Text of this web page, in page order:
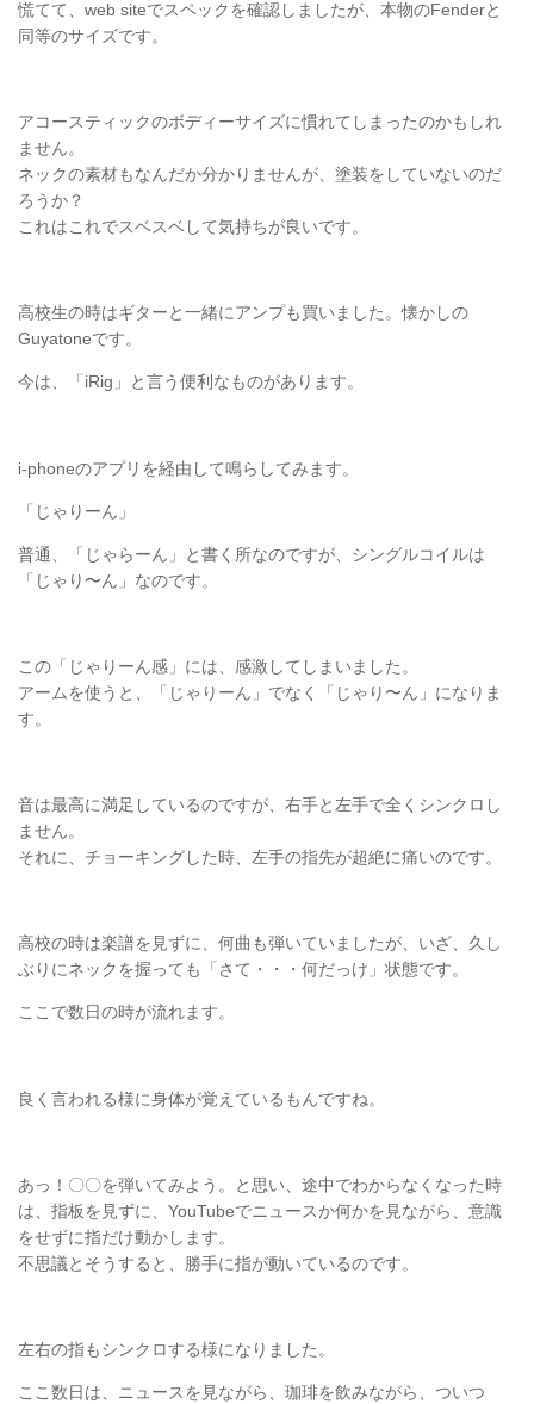
慌てて、web siteでスペックを確認しましたが、本物のFenderと
同等のサイズです。
アコースティックのボディーサイズに慣れてしまったのかもしれ
ません。
ネックの素材もなんだか分かりませんが、塗装をしていないのだ
ろうか？
これはこれでスベスベして気持ちが良いです。
高校生の時はギターと一緒にアンプも買いました。懐かしの
Guyatoneです。
今は、「iRig」と言う便利なものがあります。
i-phoneのアプリを経由して鳴らしてみます。
「じゃりーん」
普通、「じゃらーん」と書く所なのですが、シングルコイルは
「じゃり〜ん」なのです。
この「じゃりーん感」には、感激してしまいました。
アームを使うと、「じゃりーん」でなく「じゃり〜ん」になりま
す。
音は最高に満足しているのですが、右手と左手で全くシンクロし
ません。
それに、チョーキングした時、左手の指先が超絶に痛いのです。
高校の時は楽譜を見ずに、何曲も弾いていましたが、いざ、久し
ぶりにネックを握っても「さて・・・何だっけ」状態です。
ここで数日の時が流れます。
良く言われる様に身体が覚えているもんですね。
あっ！〇〇を弾いてみよう。と思い、途中でわからなくなった時
は、指板を見ずに、YouTubeでニュースか何かを見ながら、意識
をせずに指だけ動かします。
不思議とそうすると、勝手に指が動いているのです。
左右の指もシンクロする様になりました。
ここ数日は、ニュースを見ながら、珈琲を飲みながら、ついつ